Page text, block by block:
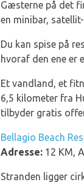
Gæsterne på det
en minibar,
Du kan spise på
hvoraf den ene er
Et vandland, et
6,5 kilometer fra
tilbyder gratis
Bellagio Beach
Adresse: 12 KM,
Stranden ligger